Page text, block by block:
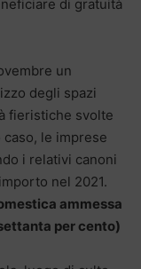
di gratuità
un
degli spazi
fieristiche svolte
le imprese
i relativi canoni
nel 2021.
ammessa
per cento)